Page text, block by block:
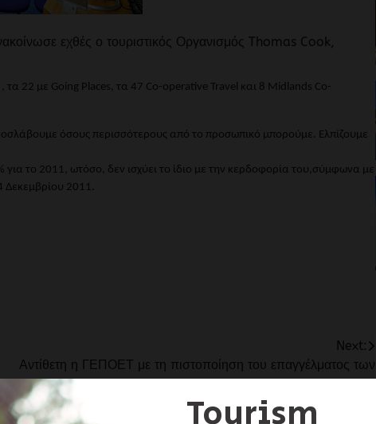
εχθές ο τουριστικός Οργανισμός Thomas Cook,
, τα 22 με Going Places , τα 47 Co-operative Travel και 8 Midlands Co-
όσους περισσότερους από το προσωπικό μπορούμε. Ελπίζουμε
το 2011, ωτόσο, δεν ισχύει το ίδιο με την κερδοφορία του,σύμφωνα με
Δεκεμβρίου 2011.
Next:
Αντίθετη η ΓΕΠΟΕΤ με τη πιστοποίηση του επαγγέλματος των
PCO